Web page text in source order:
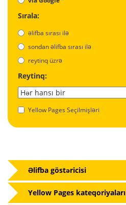
Sırala:
əlifba sırası ilə
sondan əlifba sırası ilə
reytinq üzrə
Reytinq:
Yellow Pages Seçilmişləri
Əlifba göstəricisi
Yellow Pages kateqoriyaları